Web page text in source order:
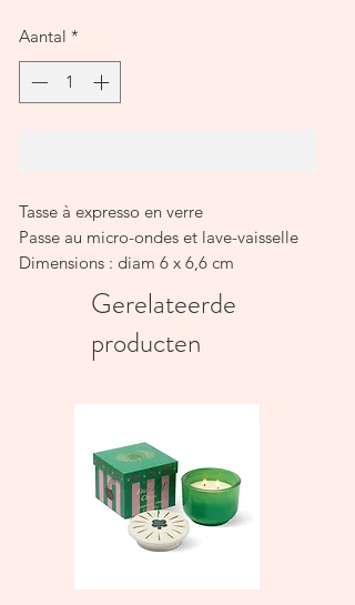
Aantal *
Tasse à expresso en verre
Passe au micro-ondes et lave-vaisselle
Dimensions : diam 6 x 6,6 cm
Contenance 100mlGerelateerde
producten